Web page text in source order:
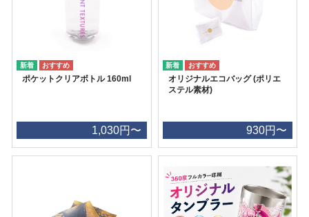
ポケットクリアボトル 160ml
1,030円〜
オリジナルエコバッグ (ポリエ
ステル素材)
930円〜